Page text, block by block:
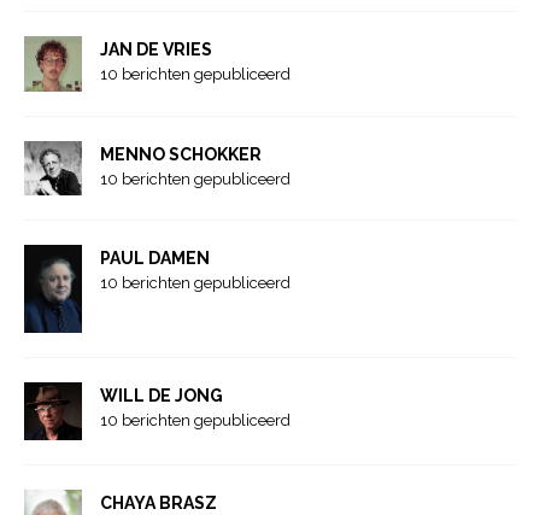
JAN DE VRIES
10 berichten gepubliceerd
MENNO SCHOKKER
10 berichten gepubliceerd
PAUL DAMEN
10 berichten gepubliceerd
WILL DE JONG
10 berichten gepubliceerd
CHAYA BRASZ